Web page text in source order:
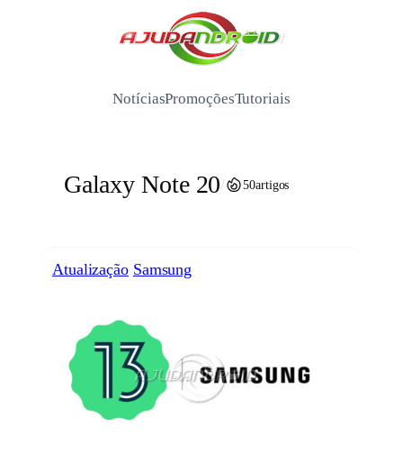
/
NotíciasPromoçõesTutoriais
Galaxy Note 20/ 50artigos
Atualização Samsung